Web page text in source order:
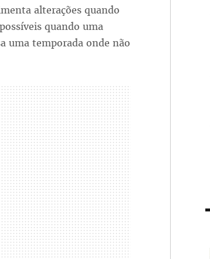
alterações quando
quando uma
uma temporada onde não